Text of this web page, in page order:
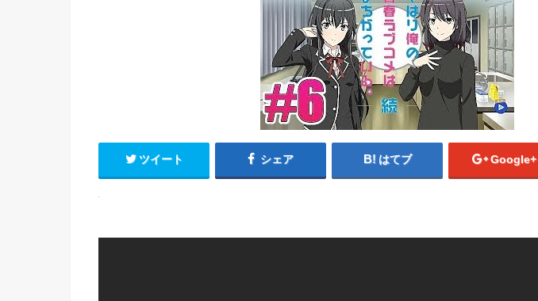
ツイート シェア はてブ Google+